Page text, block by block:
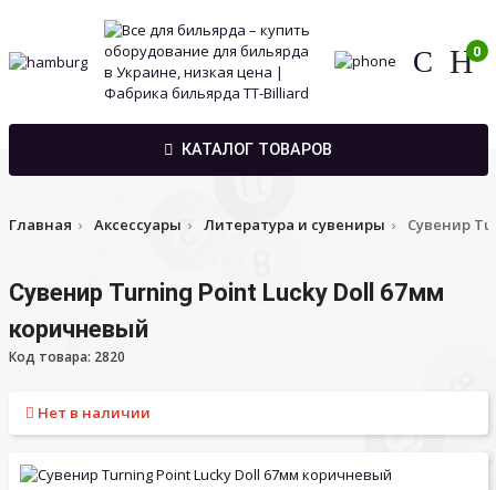
0
КАТАЛОГ ТОВАРОВ
Главная Аксессуары Литература и сувениры Сувенир
Сувенир Turning Point Lucky Doll 67мм
коричневый
Код товара: 2820
Нет в наличии